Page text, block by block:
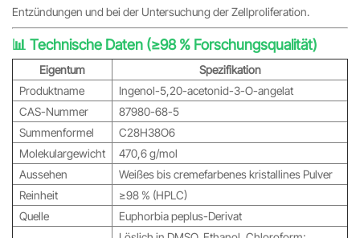
Entzündungen und bei der Untersuchung der Zellproliferation.
📊 Technische Daten (≥98 % Forschungsqualität)
Eigentum
Spezifikation
Produktname
Ingenol-5,20-acetonid-3-O-angelat
CAS-Nummer
87980-68-5
Summenformel
C28H38O6
Molekulargewicht
470,6 g/mol
Aussehen
Weißes bis cremefarbenes kristallines Pulver
Reinheit
≥98 % (HPLC)
Quelle
Euphorbia peplus-Derivat